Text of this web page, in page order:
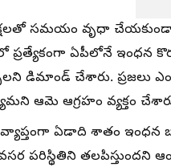
సమయం వృధా చేయకుండా,
ప్రత్యేకంగా ఏపీలోనే ఇంధన
డిమాండ్ చేశారు. ప్రజలు
ఆమె ఆగ్రహం వ్యక్తం
ఏడాది శాతం ఇంధన
పరిస్థితిని తలపిస్తుందని